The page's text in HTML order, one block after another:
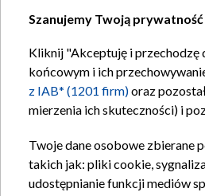
Szanujemy Twoją prywatność
Kliknij "Akceptuję i przechodzę
końcowym i ich
z IAB* (1201 firm)oraz
mierzenia ich skuteczności) i
Twoje dane osobowe zbierane
takich jak: pliki cookie,
udostępnianie funkcji mediów